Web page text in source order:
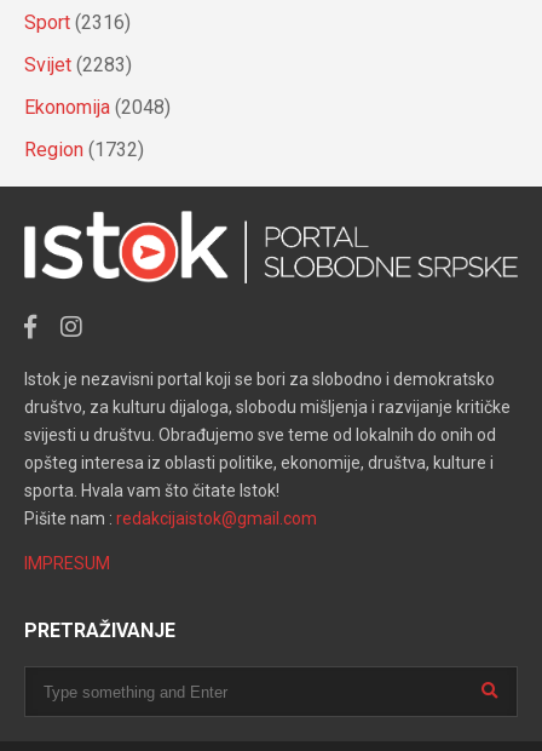
Sport (2316)
Svijet (2283)
Ekonomija (2048)
Region (1732)
Istok je nezavisni portal koji se bori za slobodno i demokratsko
društvo, za kulturu dijaloga, slobodu mišljenja i razvijanje kritičke
svijesti u društvu. Obrađujemo sve teme od lokalnih do onih od
opšteg interesa iz oblasti politike, ekonomije, društva, kulture i
sporta. Hvala vam što čitate Istok!
Pišite nam : redakcijaistok@gmail.com
IMPRESUM
PRETRAŽIVANJE